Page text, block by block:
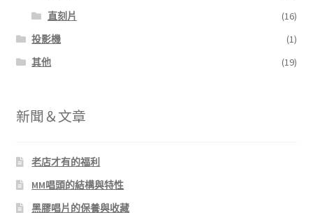
直刻片
(16)
投影機
(1)
其他
(19)
新聞＆文章
老店才有的福利
MM唱頭的結構與特性
黑膠唱片的保養與收藏